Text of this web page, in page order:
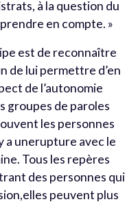
à la question du
en compte. »
est de reconnaître
de lui permettre d’en
de l’autonomie
groupes de paroles
les personnes
a unerupture avec le
Tous les repères
des personnes qui
peuvent plus